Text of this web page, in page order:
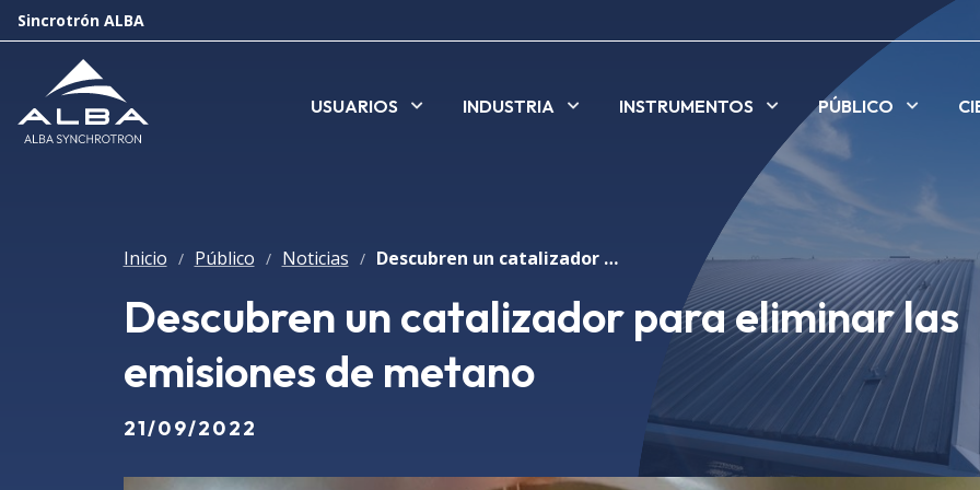
Sincrotrón ALBA
USUARIOS INDUSTRIA INSTRUMENTOS PÚBLICO
Inicio / Público / Noticias / Descubren un catalizador para eliminar las emisiones de metano
Descubren un catalizador para eliminar las
emisiones de metano
21/09/2022